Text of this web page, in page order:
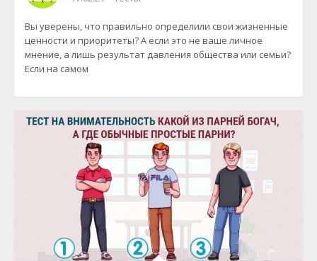
Вы уверены, что правильно определили свои жизненные
ценности и приоритеты? А если это не ваше личное
мнение, а лишь результат давления общества или семьи?
Если на самом